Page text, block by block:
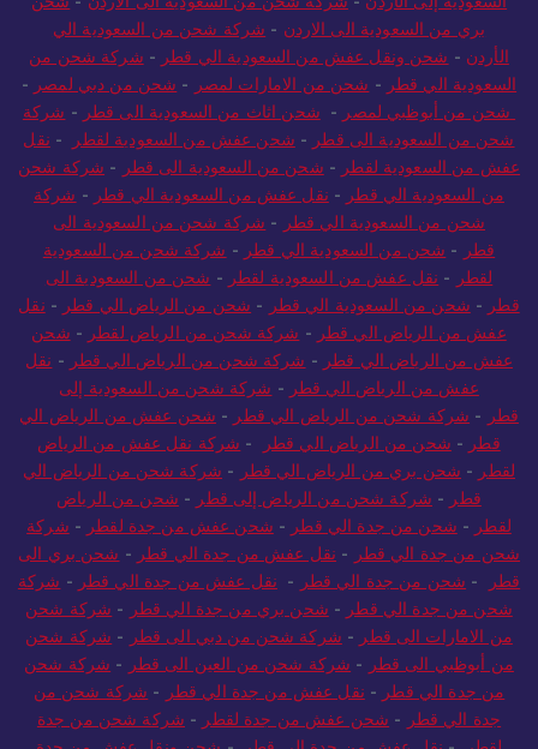
بري من السعودية الى الاردن - شركة شحن من السعودية الي
الأردن - شحن ونقل عفش من السعودية الي قطر - شركة شحن من
السعودية الي قطر - شحن من الامارات لمصر - شحن من دبي لمصر -
شحن من أبوظبي لمصر - شحن اثاث من السعودية الى قطر - شركة
شحن من السعودية الى قطر - شحن عفش من السعودية لقطر - نقل
عفش من السعودية لقطر - شحن من السعودية الى قطر - شركة شحن
من السعودية الي قطر - نقل عفش من السعودية الي قطر - شركة
شحن من السعودية الي قطر - شركة شحن من السعودية الى
قطر - شحن من السعودية الي قطر - شركة شحن من السعودية
لقطر - نقل عفش من السعودية لقطر - شحن من السعودية الى
قطر - شحن من السعودية الي قطر - شحن من الرياض الي قطر - نقل
عفش من الرياض الي قطر - شركة شحن من الرياض لقطر - شحن
عفش من الرياض الي قطر - شركة شحن من الرياض الي قطر - نقل
عفش من الرياض الي قطر - شركة شحن من السعودية إلى
قطر - شركة شحن من الرياض الي قطر - شحن عفش من الرياض الي
قطر - شحن من الرياض الي قطر - شركة نقل عفش من الرياض
لقطر - شحن بري من الرياض الي قطر - شركة شحن من الرياض الي
قطر - شركة شحن من الرياض إلى قطر - شحن من الرياض
لقطر - شحن من جدة الي قطر - شحن عفش من جدة لقطر - شركة
شحن من جدة الي قطر - نقل عفش من جدة الي قطر - شحن بري الى
قطر
- شحن من جدة الي قطر - نقل عفش من جدة الي قطر - شركة
شحن من جدة الي قطر - شحن بري من جدة الي قطر - شركة شحن
من الامارات الى قطر - شركة شحن من دبي الى قطر - شركة شحن
من أبوظبي الى قطر - شركة شحن من العين الى قطر - شركة شحن
من جدة الي قطر - نقل عفش من جدة الي قطر - شركة شحن من
جدة الي قطر - شحن عفش من جدة لقطر - شركة شحن من جدة